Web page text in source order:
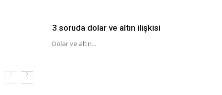
3 soruda dolar ve altın ilişkisi
Dolar ve altın...